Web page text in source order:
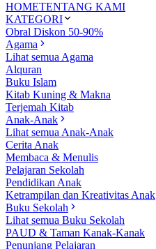
HOMETENTANG KAMI
KATEGORI
Obral Diskon 50-90%
Agama
Lihat semua Agama
Alquran
Buku Islam
Kitab Kuning & Makna
Terjemah Kitab
Anak-Anak
Lihat semua Anak-Anak
Cerita Anak
Membaca & Menulis
Pelajaran Sekolah
Pendidikan Anak
Ketrampilan dan Kreativitas Anak
Buku Sekolah
Lihat semua Buku Sekolah
PAUD & Taman Kanak-Kanak
Penunjang Pelajaran